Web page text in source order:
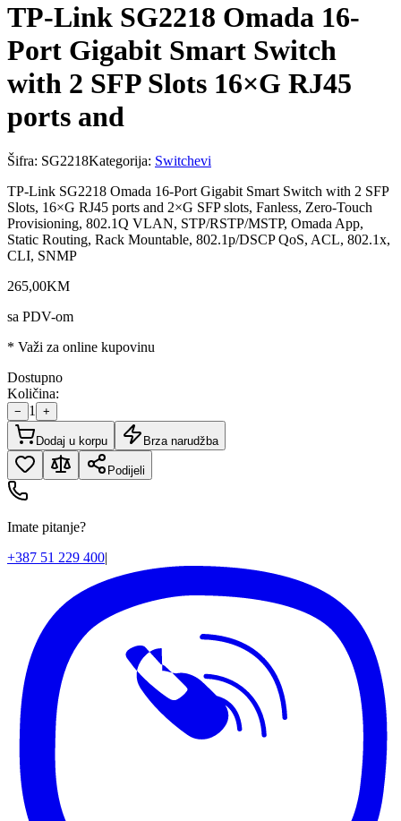
TP-Link SG2218 Omada 16-
Port Gigabit Smart Switch
with 2 SFP Slots 16×G RJ45
ports and
Šifra: SG2218Kategorija: Switchevi
TP-Link SG2218 Omada 16-Port Gigabit Smart Switch with 2 SFP
Slots, 16×G RJ45 ports and 2×G SFP slots, Fanless, Zero-Touch
Provisioning, 802.1Q VLAN, STP/RSTP/MSTP, Omada App,
Static Routing, Rack Mountable, 802.1p/DSCP QoS, ACL, 802.1x,
CLI, SNMP
265,00KM
sa PDV-om
* Važi za online kupovinu
Dostupno
Količina:
− 1 +
Dodaj u korpu Brza narudžba
Podijeli
Imate pitanje?
+387 51 229 400|